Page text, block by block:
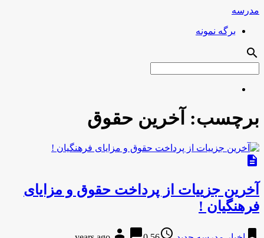
مدرسه
برگه نمونه
search
برچسب: آخرین حقوق
description
آخرین جزییات از پرداخت حقوق و مزایای
فرهنگیان !
bookmark
access_time
person chat_bubble